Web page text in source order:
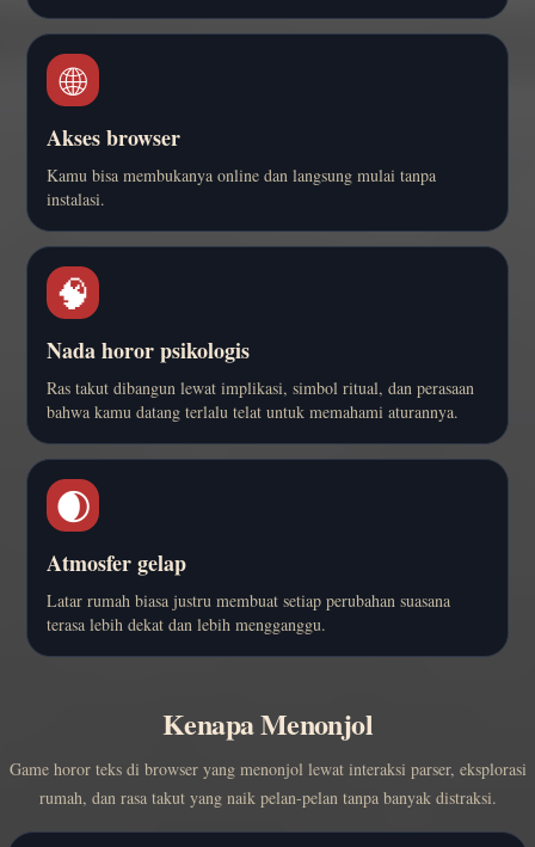
🌐
Akses browser
Kamu bisa membukanya online dan langsung mulai tanpa
instalasi.
🧠
Nada horor psikologis
Ras takut dibangun lewat implikasi, simbol ritual, dan perasaan
bahwa kamu datang terlalu telat untuk memahami aturannya.
🌒
Atmosfer gelap
Latar rumah biasa justru membuat setiap perubahan suasana
terasa lebih dekat dan lebih mengganggu.
Kenapa Menonjol
Game horor teks di browser yang menonjol lewat interaksi parser, eksplorasi
rumah, dan rasa takut yang naik pelan-pelan tanpa banyak distraksi.